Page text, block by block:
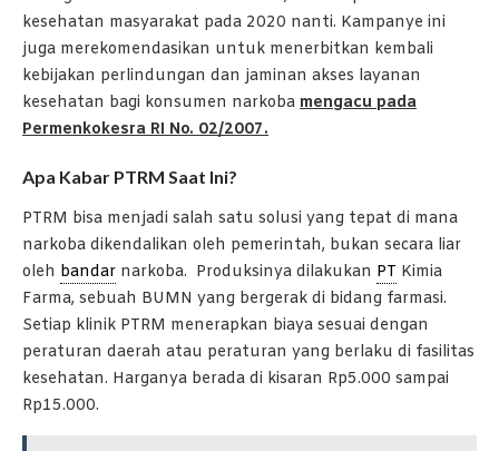
kesehatan masyarakat pada 2020 nanti. Kampanye ini
juga merekomendasikan untuk menerbitkan kembali
kebijakan perlindungan dan jaminan akses layanan
kesehatan bagi konsumen narkoba mengacu pada
Permenkokesra RI No. 02/2007.
Apa Kabar PTRM Saat Ini?
PTRM bisa menjadi salah satu solusi yang tepat di mana
narkoba dikendalikan oleh pemerintah, bukan secara liar
oleh bandar narkoba. Produksinya dilakukan PT Kimia
Farma, sebuah BUMN yang bergerak di bidang farmasi.
Setiap klinik PTRM menerapkan biaya sesuai dengan
peraturan daerah atau peraturan yang berlaku di fasilitas
kesehatan. Harganya berada di kisaran Rp5.000 sampai
Rp15.000.